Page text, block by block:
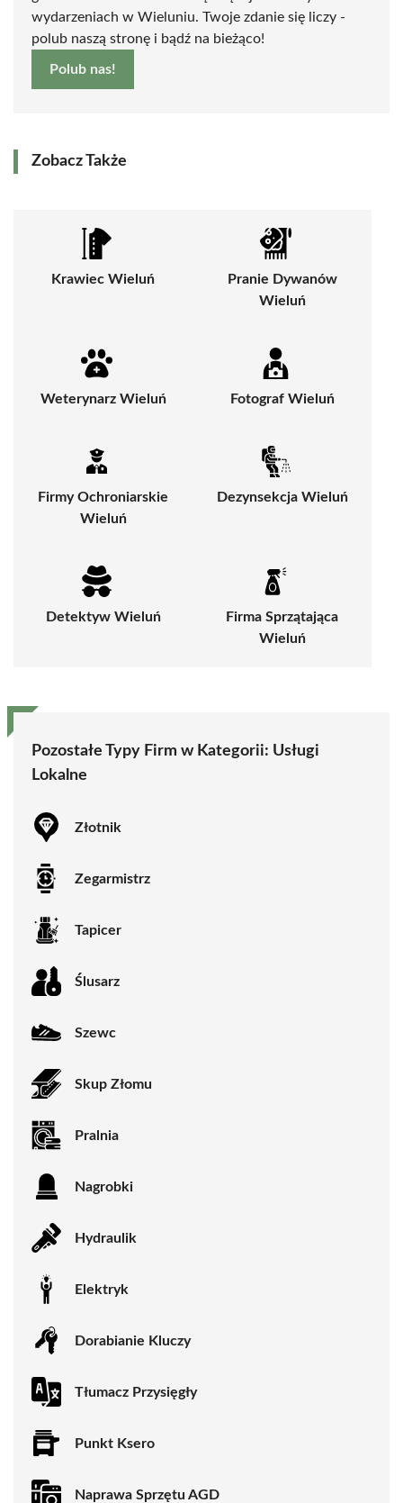
wydarzeniach w Wieluniu. Twoje zdanie się liczy -
polub naszą stronę i bądź na bieżąco!
Polub nas!
Zobacz Także
Krawiec Wieluń
Pranie Dywanów
Wieluń
Weterynarz Wieluń Fotograf Wieluń
Firmy Ochroniarskie
Wieluń
Dezynsekcja Wieluń
Detektyw Wieluń
Firma Sprzątająca
Wieluń
Pozostałe Typy Firm w Kategorii: Usługi
Lokalne
Złotnik
Zegarmistrz
Tapicer
Ślusarz
Szewc
Skup Złomu
Pralnia
Nagrobki
Hydraulik
Elektryk
Dorabianie Kluczy
Tłumacz Przysięgły
Punkt Ksero
Naprawa Sprzętu AGD